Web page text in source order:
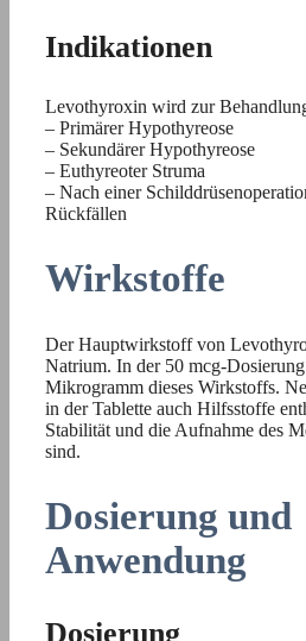
Indikationen
Levothyroxin wird zur
– Primärer Hypothyreose
– Sekundärer Hypothyreose
– Euthyreoter Struma
– Nach einer
Rückfällen
Wirkstoffe
Der Hauptwirkstoff von
Natrium. In der 50 mcg-
Mikrogramm dieses Wirkstoffs.
in der Tablette auch Hilfsstoffe
Stabilität und die Aufnahme des
sind.
Dosierung und
Anwendung
Dosierung